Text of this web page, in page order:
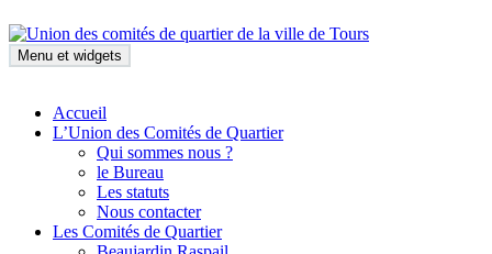
au
contenu
Union des comités de quartier de la ville de Tours
Menu et widgets
Accueil
L’Union des Comités de Quartier
Qui sommes nous ?
le Bureau
Les statuts
Nous contacter
Les Comités de Quartier